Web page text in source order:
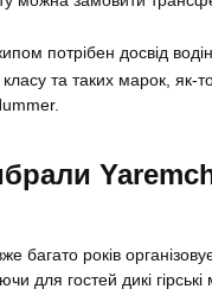
потрібен досвід
та таких марок, як-
багато років
для гостей дикі